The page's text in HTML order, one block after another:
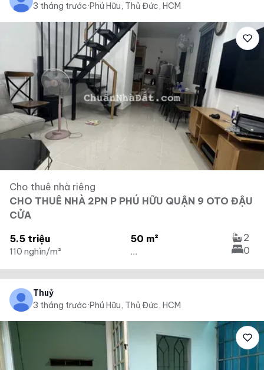
3 tháng trước·Phú Hữu, Thủ Đức, HCM
Cho thuê nhà riêng
CHO THUÊ NHÀ 2PN P PHÚ HỮU QUẬN 9 OTO ĐẬU
CỬA
5.5 triệu
110 nghìn/m²
50 m²
...
2
0
Thuỷ
3 tháng trước·Phú Hữu, Thủ Đức, HCM